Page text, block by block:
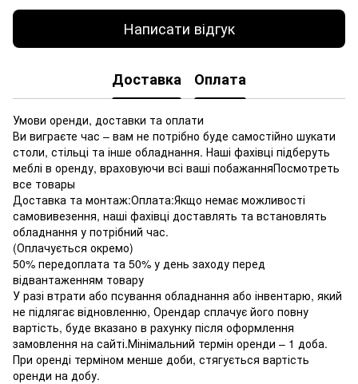
Написати відгук
Доставка Оплата
Умови оренди, доставки та оплати
Ви виграєте час – вам не потрібно буде самостійно шукати
столи, стільці та інше обладнання. Наші фахівці підберуть
меблі в оренду, враховуючи всі ваші побажанняПосмотреть
все товары
Доставка та монтаж:Оплата:Якщо немає можливості
самовивезення, наші фахівці доставлять та встановлять
обладнання у потрібний час.
(Оплачується окремо)
50% передоплата та 50% у день заходу перед
відвантаженням товару
У разі втрати або псування обладнання або інвентарю, який
не підлягає відновленню, Орендар сплачує його повну
вартість, буде вказано в рахунку після оформлення
замовлення на сайті.Мінімальний термін оренди – 1 доба.
При оренді терміном менше доби, стягується вартість
оренди на добу.